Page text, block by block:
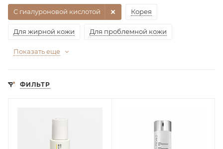
Корея
Для жирной кожи Для проблемной кожи
С гиалуроновой кислотой
Показать еще
ФИЛЬТР